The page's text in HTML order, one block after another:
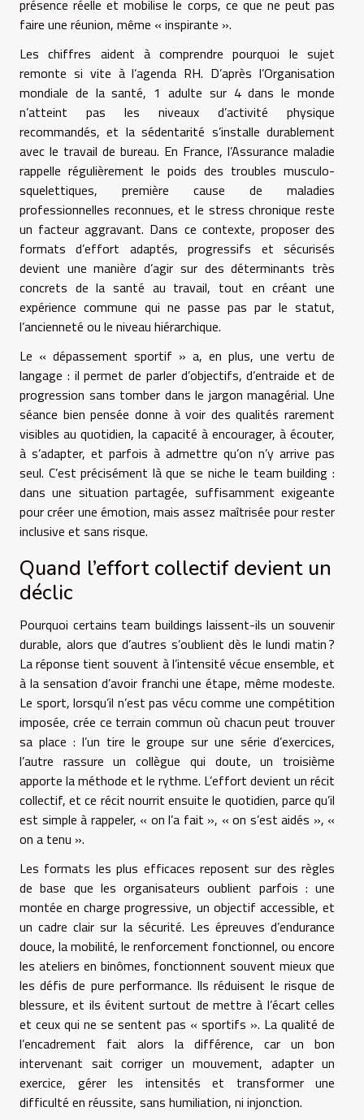
présence réelle et mobilise le corps, ce que ne peut pas
faire une réunion, même « inspirante ».
Les chiffres aident à comprendre pourquoi le sujet
remonte si vite à l’agenda RH. D’après l’Organisation
mondiale de la santé, 1 adulte sur 4 dans le monde
n’atteint pas les niveaux d’activité physique
recommandés, et la sédentarité s’installe durablement
avec le travail de bureau. En France, l’Assurance maladie
rappelle régulièrement le poids des troubles musculo-
squelettiques, première cause de maladies
professionnelles reconnues, et le stress chronique reste
un facteur aggravant. Dans ce contexte, proposer des
formats d’effort adaptés, progressifs et sécurisés
devient une manière d’agir sur des déterminants très
concrets de la santé au travail, tout en créant une
expérience commune qui ne passe pas par le statut,
l’ancienneté ou le niveau hiérarchique.
Le « dépassement sportif » a, en plus, une vertu de
langage : il permet de parler d’objectifs, d’entraide et de
progression sans tomber dans le jargon managérial. Une
séance bien pensée donne à voir des qualités rarement
visibles au quotidien, la capacité à encourager, à écouter,
à s’adapter, et parfois à admettre qu’on n’y arrive pas
seul. C’est précisément là que se niche le team building :
dans une situation partagée, suffisamment exigeante
pour créer une émotion, mais assez maîtrisée pour rester
inclusive et sans risque.
Quand l’effort collectif devient un
déclic
Pourquoi certains team buildings laissent-ils un souvenir
durable, alors que d’autres s’oublient dès le lundi matin ?
La réponse tient souvent à l’intensité vécue ensemble, et
à la sensation d’avoir franchi une étape, même modeste.
Le sport, lorsqu’il n’est pas vécu comme une compétition
imposée, crée ce terrain commun où chacun peut trouver
sa place : l’un tire le groupe sur une série d’exercices,
l’autre rassure un collègue qui doute, un troisième
apporte la méthode et le rythme. L’effort devient un récit
collectif, et ce récit nourrit ensuite le quotidien, parce qu’il
est simple à rappeler, « on l’a fait », « on s’est aidés », «
on a tenu ».
Les formats les plus efficaces reposent sur des règles
de base que les organisateurs oublient parfois : une
montée en charge progressive, un objectif accessible, et
un cadre clair sur la sécurité. Les épreuves d’endurance
douce, la mobilité, le renforcement fonctionnel, ou encore
les ateliers en binômes, fonctionnent souvent mieux que
les défis de pure performance. Ils réduisent le risque de
blessure, et ils évitent surtout de mettre à l’écart celles
et ceux qui ne se sentent pas « sportifs ». La qualité de
l’encadrement fait alors la différence, car un bon
intervenant sait corriger un mouvement, adapter un
exercice, gérer les intensités et transformer une
difficulté en réussite, sans humiliation, ni injonction.